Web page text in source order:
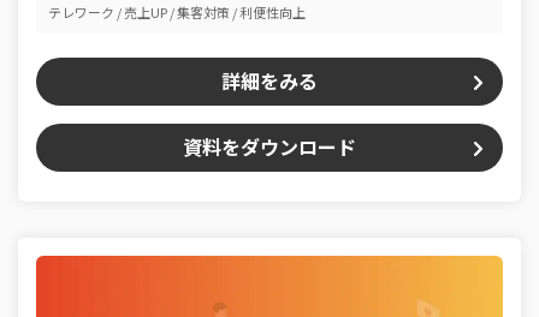
テレワーク 売上UP 集客対策 利便性向上
詳細をみる
資料をダウンロード